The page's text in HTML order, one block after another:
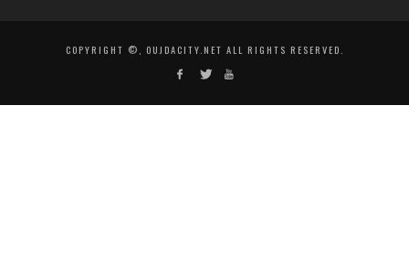
COPYRIGHT ©, OUJDACITY.NET ALL RIGHTS RESERVED.